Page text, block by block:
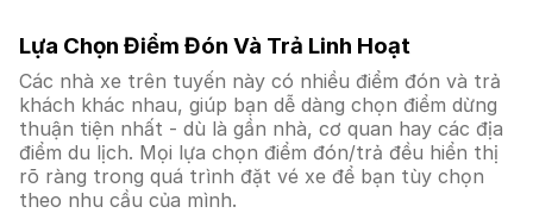
Lựa Chọn Điểm Đón Và Trả Linh Hoạt
Các nhà xe trên tuyến này có nhiều điểm đón và trả
khách khác nhau, giúp bạn dễ dàng chọn điểm dừng
thuận tiện nhất - dù là gần nhà, cơ quan hay các địa
điểm du lịch. Mọi lựa chọn điểm đón/trả đều hiển thị
rõ ràng trong quá trình đặt vé xe để bạn tùy chọn
theo nhu cầu của mình.